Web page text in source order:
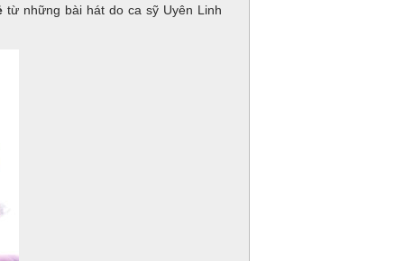
từ những bài hát do ca sỹ Uyên Linh